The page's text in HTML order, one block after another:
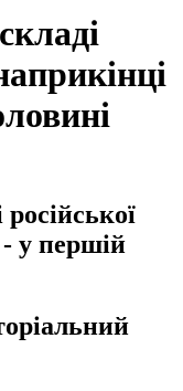
- у першій